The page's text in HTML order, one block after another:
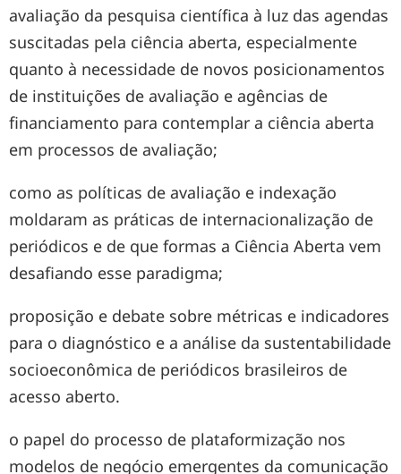
avaliação da pesquisa científica à luz das agendas
suscitadas pela ciência aberta, especialmente
quanto à necessidade de novos posicionamentos
de instituições de avaliação e agências de
financiamento para contemplar a ciência aberta
em processos de avaliação;
como as políticas de avaliação e indexação
moldaram as práticas de internacionalização de
periódicos e de que formas a Ciência Aberta vem
desafiando esse paradigma;
proposição e debate sobre métricas e indicadores
para o diagnóstico e a análise da sustentabilidade
socioeconômica de periódicos brasileiros de
acesso aberto.
o papel do processo de plataformização nos
modelos de negócio emergentes da comunicação